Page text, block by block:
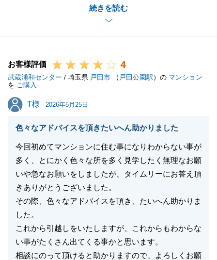
続きを読む
談などがございましたら、いつでも遠慮なくお声がけ
K様のこれからのご生活が素晴らしいものとなります
引き続きよろしくお願いいたします。
お客様評価 4
武蔵浦和センター / 埼玉県 戸田市 （ 戸田公園駅）の マンション
を ご購入
T様
T様 2026年5月25日
色々なアドバイスを頂きたいへん助かりました
今回初めてマンションに住む事になりわからない事が
多く、とにかく色々な所を多く見学したく無理なお願
いや急なお願いをしましたが、タイムリーにお答え頂
きありがとうございました。
その際、色々なアドバイスを頂き、たいへん助かりま
した。
これから引越しをいたしますが、これからもわからな
い事がたくさん出てくる事かと思います。
相談にのって頂けると助かりますので、よろしくお願